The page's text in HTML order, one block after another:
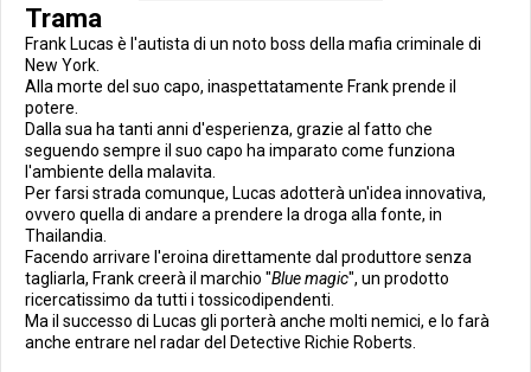
Trama
Frank Lucas è l'autista di un noto boss della mafia criminale di
New York.
Alla morte del suo capo, inaspettatamente Frank prende il
potere.
Dalla sua ha tanti anni d'esperienza, grazie al fatto che
seguendo sempre il suo capo ha imparato come funziona
l'ambiente della malavita.
Per farsi strada comunque, Lucas adotterà un'idea innovativa,
ovvero quella di andare a prendere la droga alla fonte, in
Thailandia.
Facendo arrivare l'eroina direttamente dal produttore senza
tagliarla, Frank creerà il marchio "Blue magic", un prodotto
ricercatissimo da tutti i tossicodipendenti.
Ma il successo di Lucas gli porterà anche molti nemici, e lo farà
anche entrare nel radar del Detective Richie Roberts.